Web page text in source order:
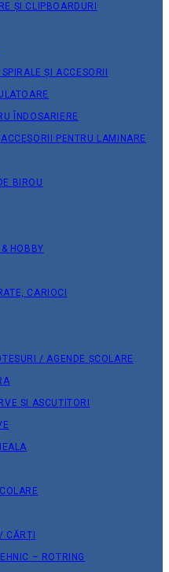
ȘI CLIPBOARDURI
ȘI ACCESORII
ÎNDOSARIERE
PENTRU LAMINARE
BIROU
HOBBY
CARIOCI
/ AGENDE ȘCOLARE
ȘI ASCUȚITORI
CĂRȚI
– ROTRING